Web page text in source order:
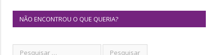
NÃO ENCONTROU O QUE QUERIA?